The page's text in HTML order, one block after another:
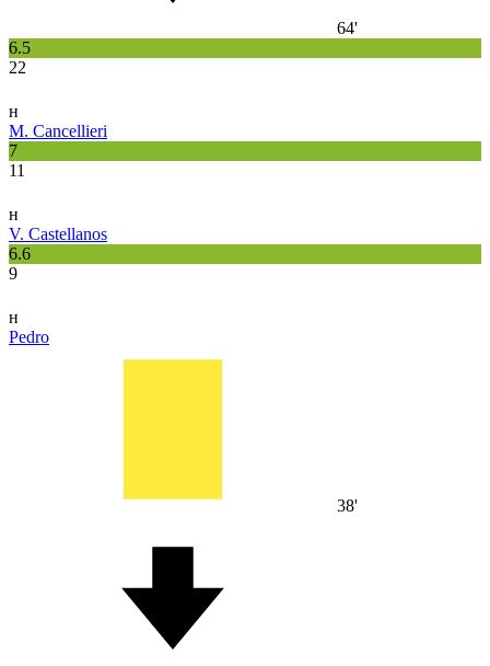
64'
6.5
22
н
M. Cancellieri
7
11
н
V. Castellanos
6.6
9
н
Pedro
38'